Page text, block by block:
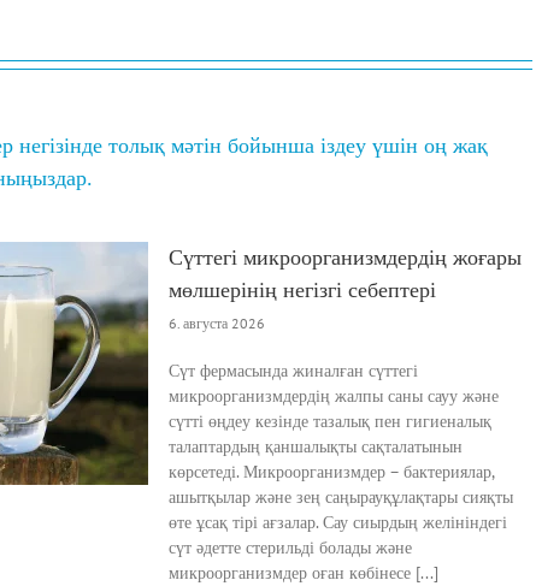
негізінде толық мәтін бойынша іздеу үшін оң жақ
Сүттегі микроорганизмдердің жоғары
мөлшерінің негізгі себептері
6. августа 2026
Сүт фермасында жиналған сүттегі
микроорганизмдердің жалпы саны сауу және
сүтті өңдеу кезінде тазалық пен гигиеналық
талаптардың қаншалықты сақталатынын
көрсетеді. Микроорганизмдер – бактериялар,
ашытқылар және зең саңырауқұлақтары сияқты
өте ұсақ тірі ағзалар. Сау сиырдың желініндегі
сүт әдетте стерильді болады және
микроорганизмдер оған көбінесе [...]